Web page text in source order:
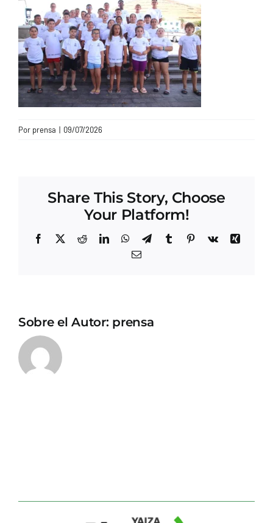
CONTACTO
Por prensa | 09/07/2026
Share This Story, Choose
Your Platform!
Facebook
X RedditLinkedInWhatsApp
TelegramTumblrPinterest
Vk
Xing
Correo
Sobre el Autor: prensa